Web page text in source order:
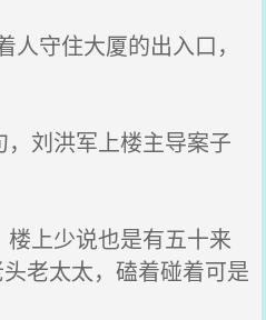
守住大厦的出入口，
刘洪军上楼主导案子
上少说也是有五十来
老太太，磕着碰着可是